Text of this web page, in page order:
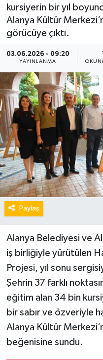
kursiyerin bir yıl
Alanya Kültür
görücüye çıktı.
03.06.2026 - 09:20
YAYINLANMA
Paylaş
Alanya Belediyesi ve
iş birliğiyle yürütülen
Projesi, yıl sonu
Şehrin 37 farklı
eğitim alan 34 bin
bir sabır ve özveriyle
Alanya Kültür
beğenisine sundu.
Gazipaşa